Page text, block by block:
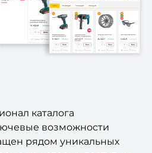
каталога
возможности
рядом уникальных
из которых доступны